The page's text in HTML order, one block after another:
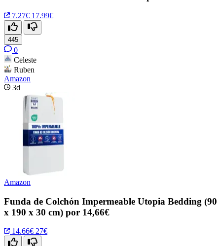
7.27€ 17.99€
445
0
Celeste
Ruben
Amazon
3d
Amazon
Funda de Colchón Impermeable Utopia Bedding (90
x 190 x 30 cm) por 14,66€
14.66€ 27€